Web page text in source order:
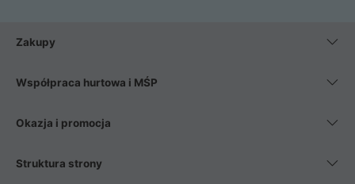
wentylatory. Na koniec mając już to wszystko, możesz
Zakupy
Współpraca hurtowa i MŚP
Okazja i promocja
Struktura strony